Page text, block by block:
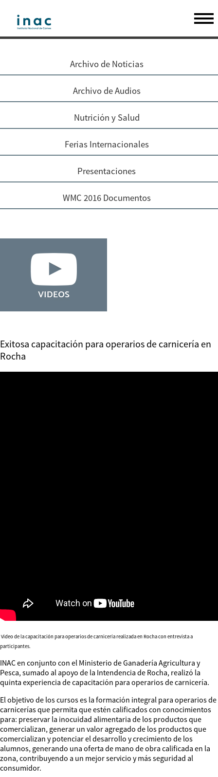
Archivo de Noticias
Archivo de Audios
Nutrición y Salud
Ferias Internacionales
Presentaciones
WMC 2016 Documentos
Exitosa capacitación para operarios de carnicería en
Rocha
Video de la capacitación para operarios de carnicería realizada en Rocha con entrevista a
participantes.
INAC en conjunto con el Ministerio de Ganadería Agricultura y
Pesca, sumado al apoyo de la Intendencia de Rocha, realizó la
quinta experiencia de capacitación para operarios de carnicería.
El objetivo de los cursos es la formación integral para operarios de
carnicerías que permita que estén calificados con conocimientos
para: preservar la inocuidad alimentaria de los productos que
comercializan, generar un valor agregado de los productos que
comercializan y potenciar el desarrollo y crecimiento de los
alumnos, generando una oferta de mano de obra calificada en la
zona, contribuyendo a un mejor servicio y más seguridad al
consumidor.